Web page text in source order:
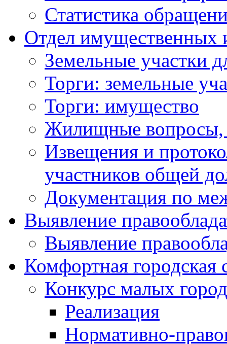
Статистика
Отдел имущественных
Земельные участки
Торги: земельные
Торги: имущество
Жилищные вопросы,
Извещения и
участников общей
Документация по
Выявление
Выявление
Комфортная городская
Конкурс малых
Реализация
Нормативно-